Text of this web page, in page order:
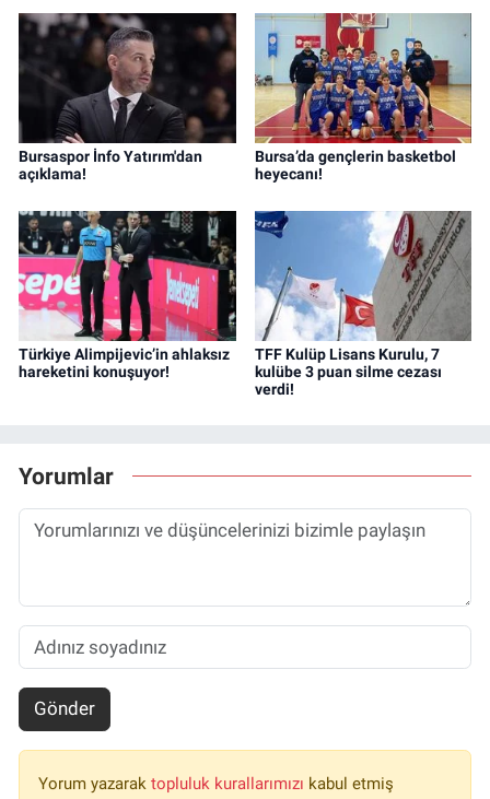
Bursaspor İnfo Yatırım'dan
açıklama!
Bursa’da gençlerin basketbol
heyecanı!
Türkiye Alimpijevic’in ahlaksız
hareketini konuşuyor!
TFF Kulüp Lisans Kurulu, 7
kulübe 3 puan silme cezası
verdi!
Yorumlar
Gönder
Yorum yazarak topluluk kurallarımızı kabul etmiş